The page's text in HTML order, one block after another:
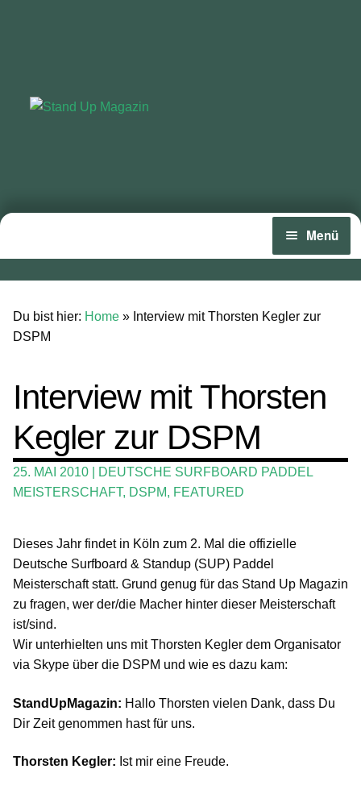
Menü
News
Wing und Foil
Ratgeber
Das Magazin
Stand Up Magazin TV
Mein Konto
Du bist hier: Home » Interview mit Thorsten Kegler zur
DSPM
Interview mit Thorsten
Kegler zur DSPM
25. MAI 2010
DEUTSCHE SURFBOARD PADDEL
MEISTERSCHAFT, DSPM, FEATURED
Dieses Jahr findet in Köln zum 2. Mal die offizielle
Deutsche Surfboard & Standup (SUP) Paddel
Meisterschaft statt. Grund genug für das Stand Up Magazin
zu fragen, wer der/die Macher hinter dieser Meisterschaft
ist/sind.
Wir unterhielten uns mit Thorsten Kegler dem Organisator
via Skype über die DSPM und wie es dazu kam:
StandUpMagazin: Hallo Thorsten vielen Dank, dass Du
Dir Zeit genommen hast für uns.
Thorsten Kegler: Ist mir eine Freude.